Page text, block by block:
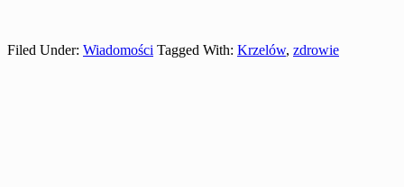
Filed Under: Wiadomości Tagged With: Krzelów, zdrowie